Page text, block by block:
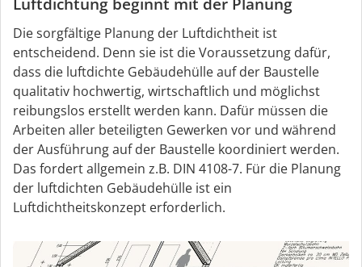
Die sorgfältige Planung der Luftdichtheit ist
entscheidend. Denn sie ist die Voraussetzung dafür,
dass die luftdichte Gebäudehülle auf der Baustelle
qualitativ hochwertig, wirtschaftlich und möglichst
reibungslos erstellt werden kann. Dafür müssen die
Arbeiten aller beteiligten Gewerken vor und während
der Ausführung auf der Baustelle koordiniert werden.
Das fordert allgemein z.B. DIN 4108-7. Für die Planung
der luftdichten Gebäudehülle ist ein
Luftdichtheitskonzept erforderlich.